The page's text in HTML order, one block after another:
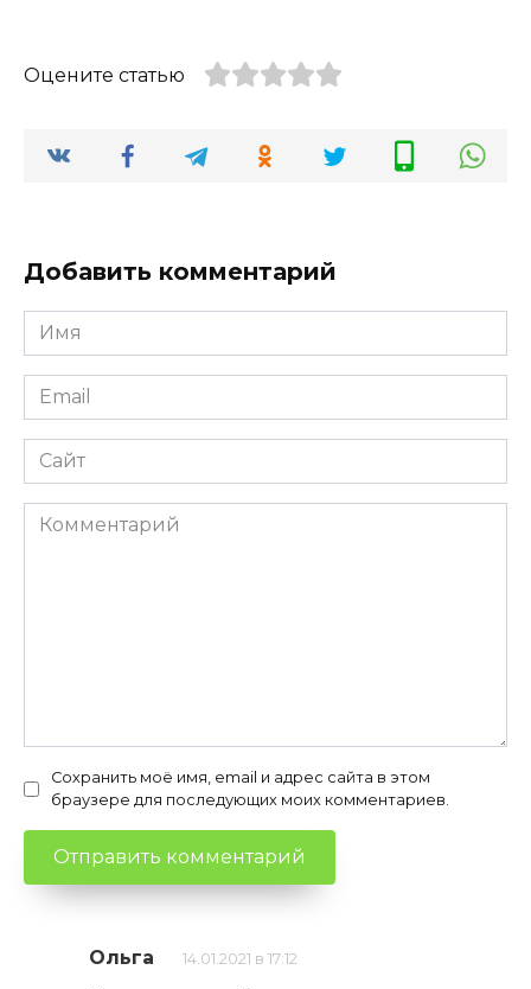
Оцените статью
Добавить комментарий
Имя
*
Email
*
Сайт
Комментарий
Сохранить моё имя, email и адрес сайта в этом
браузере для последующих моих комментариев.
Ольга 14.01.2021 в 17:12